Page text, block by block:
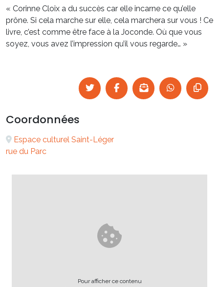
« Corinne Cloix a du succès car elle incarne ce qu’elle
prône. Si cela marche sur elle, cela marchera sur vous ! Ce
livre, c’est comme être face à la Joconde. Où que vous
soyez, vous avez l’impression qu’il vous regarde… »
Coordonnées
Espace culturel Saint-Léger
rue du Parc
Pour afficher ce contenu